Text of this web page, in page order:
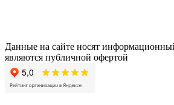
Данные на сайте носят
являются публичной офертой